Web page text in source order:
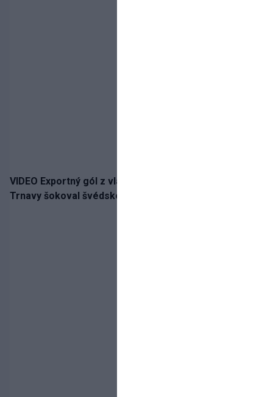
VIDEO Exportný gól z vlastnej polovice: Bývalý útočník
Trnavy šokoval švédskeho giganta